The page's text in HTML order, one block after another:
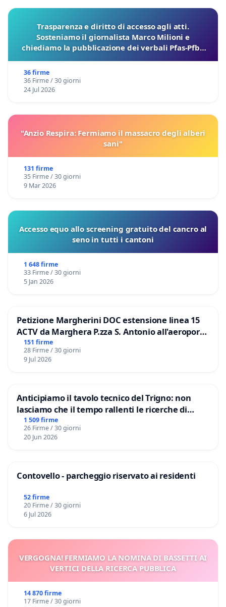
Trasparenza e diritto di accesso agli atti.
Sosteniamo il giornalista Marco Milioni e
chiediamo la pubblicazione dei verbali Pfas-Pfba
36 firme
36 Firme / 30 giorni
24 Jul 2026
"Anzio Respira: Fermiamo il massacro degli alberi
sani"
131 firme
35 Firme / 30 giorni
9 Mar 2026
Accesso equo allo screening gratuito del cancro al
seno in tutti i cantoni
1 648 firme
33 Firme / 30 giorni
5 Jan 2026
Petizione Margherini DOC estensione linea 15
ACTV da Marghera P.zza S. Antonio all'aeroporto
Marco Polo tariffa a € 1,50
151 firme
28 Firme / 30 giorni
9 Jul 2026
Anticipiamo il tavolo tecnico del Trigno: non
lasciamo che il tempo rallenti le ricerche di
Domenico Racanati
1 509 firme
26 Firme / 30 giorni
20 Jun 2026
Contovello - parcheggio riservato ai residenti
52 firme
20 Firme / 30 giorni
6 Jul 2026
VERGOGNA! FERMIAMO LA NOMINA DI BASSETTI AI
VERTICI DELLA RICERCA PUBBLICA
14 870 firme
17 Firme / 30 giorni